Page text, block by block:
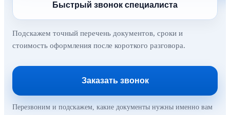
Быстрый звонок специалиста
Подскажем точный перечень документов, сроки и
стоимость оформления после короткого разговора.
Заказать звонок
Перезвоним и подскажем, какие документы нужны именно вам